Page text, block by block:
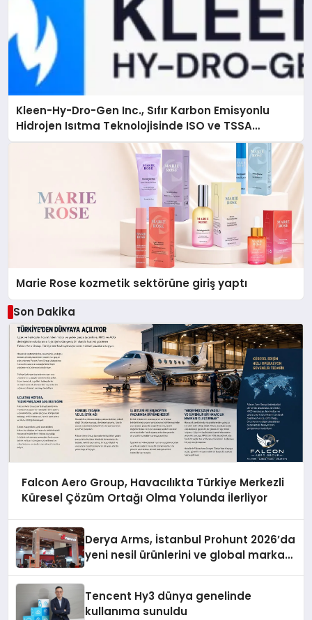
Kleen-Hy-Dro-Gen Inc., Sıfır Karbon Emisyonlu
Hidrojen Isıtma Teknolojisinde ISO ve TSSA
Düzenleyici Onaylarını Aldı
Marie Rose kozmetik sektörüne giriş yaptı
Son Dakika
Falcon Aero Group, Havacılıkta Türkiye Merkezli
Küresel Çözüm Ortağı Olma Yolunda İlerliyor
Derya Arms, İstanbul Prohunt 2026’da
yeni nesil ürünlerini ve global marka
Tencent Hy3 dünya genelinde
kullanıma sunuldu